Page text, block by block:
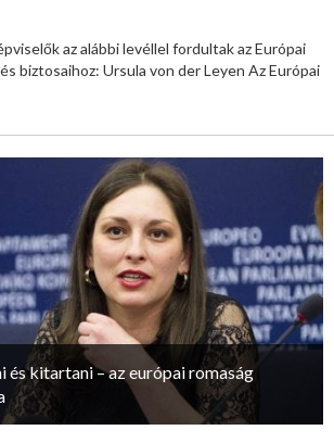
az alábbi levéllel fordultak az Európai
biztosaihoz: Ursula von der Leyen Az Európai
és kitartani – az európai romaság